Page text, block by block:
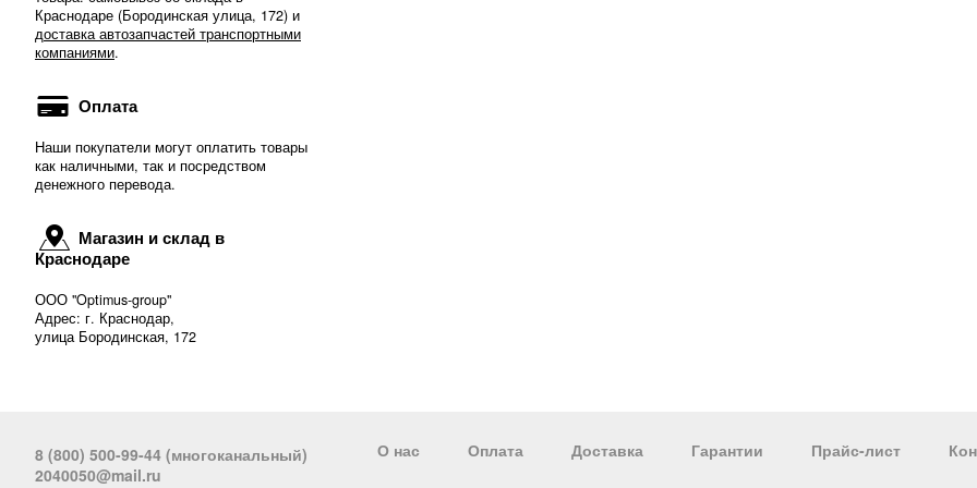
Краснодаре (Бородинская улица, 172) и
доставка автозапчастей транспортными
компаниями.
Оплата
Наши покупатели могут оплатить товары
как наличными, так и посредством
денежного перевода.
Магазин и склад в
Краснодаре
ООО "Optimus-group"
Адрес: г. Краснодар,
улица Бородинская, 172
8 (800) 500-99-44 (многоканальный)
2040050@mail.ru
О нас Оплата Доставка Гарантии Прайс-лист